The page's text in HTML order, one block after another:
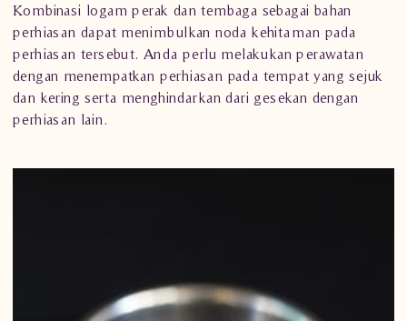
Kombinasi logam perak dan tembaga sebagai bahan
perhiasan dapat menimbulkan noda kehitaman pada
perhiasan tersebut. Anda perlu melakukan perawatan
dengan menempatkan perhiasan pada tempat yang sejuk
dan kering serta menghindarkan dari gesekan dengan
perhiasan lain.